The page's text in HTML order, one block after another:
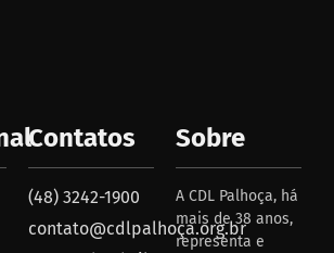
Contatos
(48) 3242-1900
contato@cdlpalhoça.org.br
Sobre
A CDL Palhoça, há
mais de 38 anos,
representa e